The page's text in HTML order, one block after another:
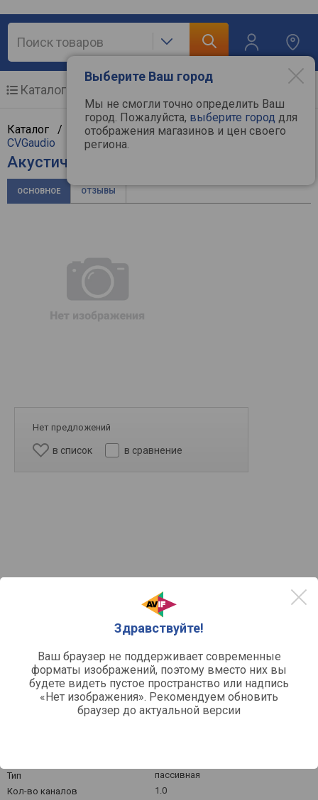
Выберите Ваш город
Мы не смогли точно определить Ваш
город. Пожалуйста, выберите город для
отображения магазинов и цен своего
региона.
Здравствуйте!
Ваш браузер не поддерживает современные
форматы изображений, поэтому вместо них вы
будете видеть пустое пространство или надпись
«Нет изображения». Рекомендуем обновить
браузер до актуальной версии
Каталог
Каталог / Аудиотехника/Акустические системы
CVGaudio
Акустическая система CVGaudio CRX6T
ОСНОВНОЕ ОТЗЫВЫ
Нет предложений
в список в сравнение
информационная
Мощность / частота
Суммарная номинальная
40 Вт
80 – 20000 Гц
Тип
пасcивная
Кол-во каналов
1.0